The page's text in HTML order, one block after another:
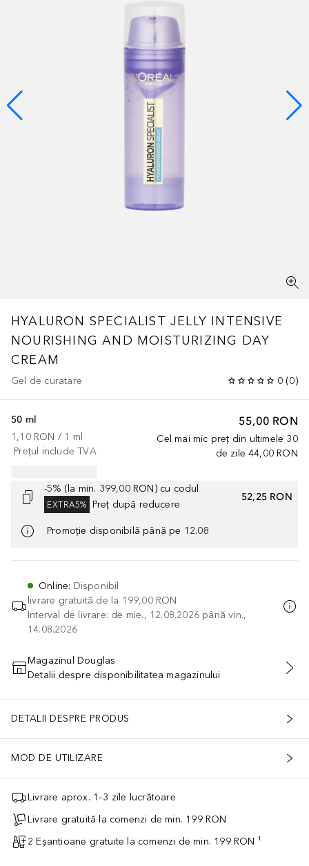
HYALURON SPECIALIST JELLY INTENSIVE
NOURISHING AND MOISTURIZING DAY
CREAM
Gel de curatare 0 (0)
55,00 RON
Cel mai mic preț din ultimele 30
de zile 44,00 RON
50 ml
1,10 RON / 1 ml
Prețul include TVA
-5% (la min. 399,00 RON) cu codul
EXTRA5% Preț după reducere
52,25 RON
Promoție disponibilă până pe 12.08
Online: Disponibil
livrare gratuită de la 199,00 RON
Interval de livrare: de mie., 12.08.2026 până vin.,
14.08.2026
ADĂUGAȚI ÎN COŞ
Magazinul Douglas
Detalii despre disponibilitatea magazinului
DETALII DESPRE PRODUS
MOD DE UTILIZARE
Livrare aprox. 1–3 zile lucrătoare
Livrare gratuită la comenzi de min. 199 RON
2 Eșantioane gratuite la comenzi de min. 199 RON ¹